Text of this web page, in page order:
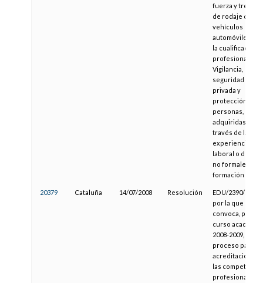
fuerza y trenes
de rodaje de
vehículos
automóviles y
la cualificación
profesional de
Vigilancia,
seguridad
privada y
protección de
personas,
adquiridas a
través de la
experiencia
laboral o de vías
no formales de
formación
20379 Cataluña 14/07/2008 Resolución
EDU/2390/2008,
por la que se
convoca, para el
curso
2008-2009, el
proceso para la
acreditación de
las
profesionales